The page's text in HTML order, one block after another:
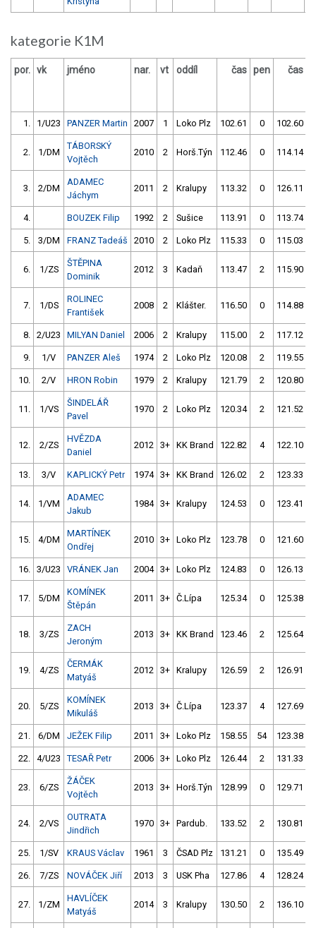
kategorie K1M
por. vk jméno nar. vt oddíl čas pen čas
1. 1/U23 PANZER Martin 2007 1 Loko Plz 102.61 0 102.60
2. 1/DM
TÁBORSKÝ
Vojtěch
2010 2 Horš.Týn 112.46 0 114.14
3. 2/DM
ADAMEC
Jáchym
2011 2 Kralupy 113.32 0 126.11
4. BOUZEK Filip 1992 2 Sušice 113.91 0 113.74
5. 3/DM FRANZ Tadeáš 2010 2 Loko Plz 115.33 0 115.03
6. 1/ZS
ŠTĚPINA
Dominik
2012 3 Kadaň 113.47 2 115.90
7. 1/DS
ROLINEC
František
2008 2 Klášter. 116.50 0 114.88
8. 2/U23 MILYAN Daniel 2006 2 Kralupy 115.00 2 117.12
9. 1/V PANZER Aleš 1974 2 Loko Plz 120.08 2 119.55
10. 2/V HRON Robin 1979 2 Kralupy 121.79 2 120.80
11. 1/VS
ŠINDELÁŘ
Pavel
1970 2 Loko Plz 120.34 2 121.52
12. 2/ZS
HVĚZDA
Daniel
2012 3+ KK Brand 122.82 4 122.10
13. 3/V KAPLICKÝ Petr 1974 3+ KK Brand 126.02 2 123.33
14. 1/VM
ADAMEC
Jakub
1984 3+ Kralupy 124.53 0 123.41
15. 4/DM
MARTÍNEK
Ondřej
2010 3+ Loko Plz 123.78 0 121.60
16. 3/U23 VRÁNEK Jan 2004 3+ Loko Plz 124.83 0 126.13
17. 5/DM
KOMÍNEK
Štěpán
2011 3+ Č.Lípa 125.34 0 125.38
18. 3/ZS
ZACH
Jeroným
2013 3+ KK Brand 123.46 2 125.64
19. 4/ZS
ČERMÁK
Matyáš
2012 3+ Kralupy 126.59 2 126.91
20. 5/ZS
KOMÍNEK
Mikuláš
2013 3+ Č.Lípa 123.37 4 127.69
21. 6/DM JEŽEK Filip 2011 3+ Loko Plz 158.55 54 123.38
22. 4/U23 TESAŘ Petr 2006 3+ Loko Plz 126.44 2 131.33
23. 6/ZS
ŽÁČEK
Vojtěch
2013 3+ Horš.Týn 128.99 0 129.71
24. 2/VS
OUTRATA
Jindřich
1970 3+ Pardub. 133.52 2 130.81
25. 1/SV KRAUS Václav 1961 3 ČSAD Plz 131.21 0 135.49
26. 7/ZS NOVÁČEK Jiří 2013 3 USK Pha 127.86 4 128.24
27. 1/ZM
HAVLÍČEK
Matyáš
2014 3 Kralupy 130.50 2 136.10